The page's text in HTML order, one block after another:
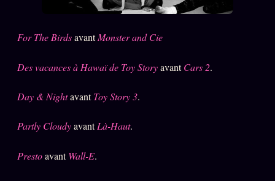
Bienvenue nouveau membre
Manifeste pricing
Z/S SYSTEMS
z/S SYSTEMS2026
BRAINS MODELS
For The BirdsavantMonster and Cie
Des vacances à Hawaï de Toy StoryavantCars 2.
Day & NightavantToy Story 3.
Partly CloudyavantLà-Haut.
PrestoavantWall-E.